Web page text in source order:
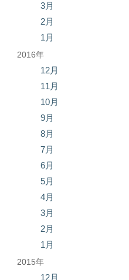
3月
2月
1月
2016年
12月
11月
10月
9月
8月
7月
6月
5月
4月
3月
2月
1月
2015年
12月